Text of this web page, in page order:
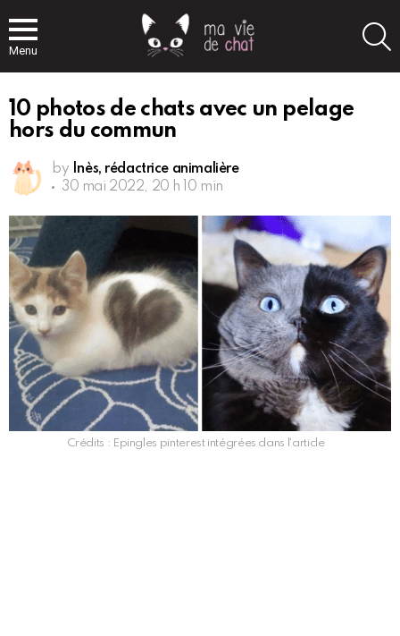
Menu
10 photos de chats avec un pelage
hors du commun
by Inès, rédactrice animalière
30 mai 2022, 20 h 10 min
Crédits : Epingles pinterest intégrées dans l'article